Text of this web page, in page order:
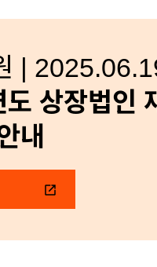
|
상장법인
내